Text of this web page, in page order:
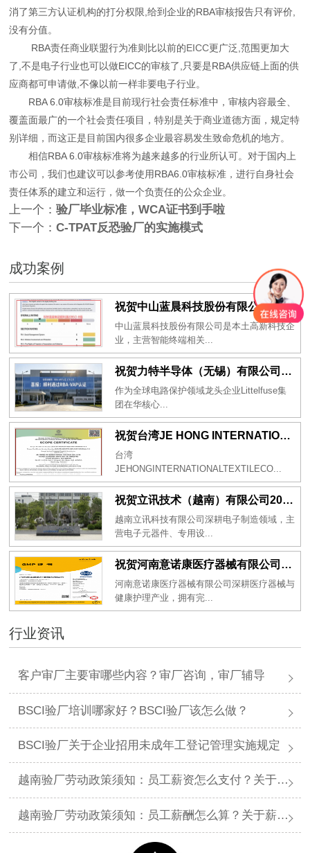
消了第三方认证机构的打分权限,给到企业的RBA审核报告只有评价,
没有分值。
RBA责任商业联盟行为准则比以前的EICC更广泛,范围更加大
了,不是电子行业也可以做EICC的审核了,只要是RBA供应链上面的供
应商都可申请做,不像以前一样非要电子行业。
RBA 6.0审核标准是目前现行社会责任标准中，审核内容最全、
覆盖面最广的一个社会责任项目，特别是关于商业道德方面，规定特
别详细，而这正是目前国内很多企业最容易发生致命危机的地方。
相信RBA 6.0审核标准将为越来越多的行业所认可。对于国内上
市公司，我们也建议可以参考使用RBA6.0审核标准，进行自身社会
责任体系的建立和运行，做一个负责任的公众企业。
上一个：验厂毕业标准，WCA证书到手啦
下一个：C-TPAT反恐验厂的实施模式
成功案例
祝贺中山蓝晨科技股份有限公司2026年一次性成功通过BSCI验厂-B级
中山蓝晨科技股份有限公司是本土高新科技企
业，主营智能终端相关...
祝贺力特半导体（无锡）有限公司2026年一次性成功通过RBA-VAP认证审核并取得170.2分
作为全球电路保护领域龙头企业Littelfuse集
团在华核心...
祝贺台湾JE HONG INTERNATIONAL TEXTILE CO., LTD 2026年一次性成功通过GRS认证
台湾
JEHONGINTERNATIONALTEXTILECO...
祝贺立讯技术（越南）有限公司2026年一次性成功通过RBA-VAP审核获得金牌评级！
越南立讯科技有限公司深耕电子制造领域，主
营电子元器件、专用设...
祝贺河南意诺康医疗器械有限公司2026年一次性成功通过GMP认证
河南意诺康医疗器械有限公司深耕医疗器械与
健康护理产业，拥有完...
行业资讯
客户审厂主要审哪些内容？审厂咨询，审厂辅导
BSCI验厂培训哪家好？BSCI验厂该怎么做？
BSCI验厂关于企业招用未成年工登记管理实施规定
越南验厂劳动政策须知：员工薪资怎么支付？关于薪资支付有哪些规定呢？
越南验厂劳动政策须知：员工薪酬怎么算？关于薪酬有哪些规定呢？​